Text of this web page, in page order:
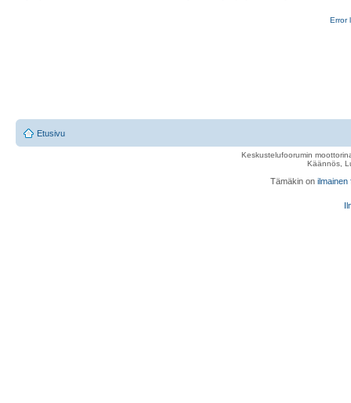
Error
Etusivu
Keskustelufoorumin
Käännös,
Tämäkin on ilmainen